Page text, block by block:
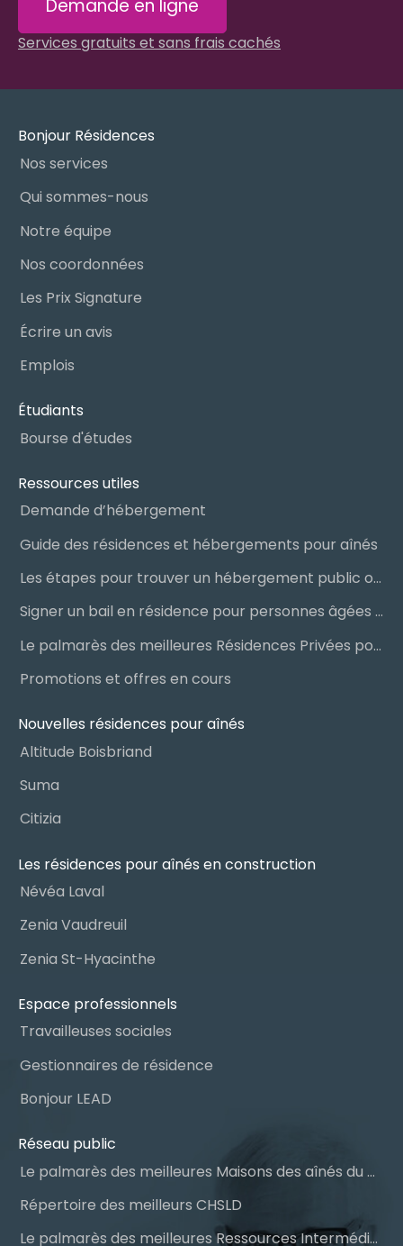
Demande en ligne
Services gratuits et sans frais cachés
Bonjour Résidences
Nos services
Qui sommes-nous
Notre équipe
Nos coordonnées
Les Prix Signature
Écrire un avis
Emplois
Étudiants
Bourse d'études
Ressources utiles
Demande d’hébergement
Guide des résidences et hébergements pour aînés
Les étapes pour trouver un hébergement public ou privé
Signer un bail en résidence pour personnes âgées (RPA) : ce qu’il faut savoir
Le palmarès des meilleures Résidences Privées pour Aînés (RPA)
Promotions et offres en cours
Nouvelles résidences pour aînés
Altitude Boisbriand
Suma
Citizia
Les résidences pour aînés en construction
Névéa Laval
Zenia Vaudreuil
Zenia St-Hyacinthe
Espace professionnels
Travailleuses sociales
Gestionnaires de résidence
Bonjour LEAD
Réseau public
Le palmarès des meilleures Maisons des aînés du Québec
Répertoire des meilleurs CHSLD
Le palmarès des meilleures Ressources Intermédiaires (RI)